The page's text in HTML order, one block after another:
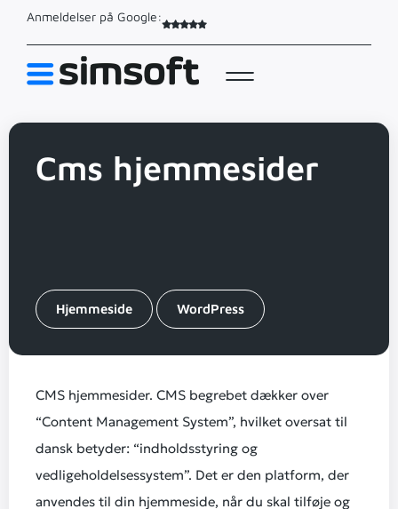
Anmeldelser på Google:
Cms hjemmesider
Hjemmeside WordPress
CMS hjemmesider. CMS begrebet dækker over
“Content Management System”, hvilket oversat til
dansk betyder: “indholdsstyring og
vedligeholdelsessystem”. Det er den platform, der
anvendes til din hjemmeside, når du skal tilføje og